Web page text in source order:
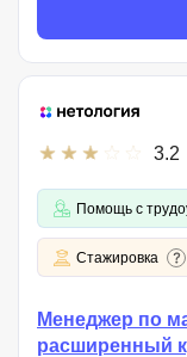
3.2
Помощь с
Стажировка
Менеджер по
расширенный